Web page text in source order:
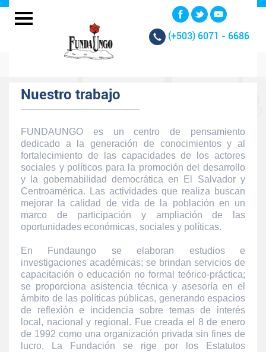
(+503) 6071 - 6686
Nuestro trabajo
FUNDAUNGO es un centro de pensamiento
dedicado a la generación de conocimientos y al
fortalecimiento de las capacidades de los actores
sociales y políticos para la promoción del desarrollo
y la gobernabilidad democrática en El Salvador y
Centroamérica. Las actividades que realiza buscan
mejorar la calidad de vida de la población en un
marco de participación y ampliación de las
oportunidades económicas, sociales y políticas.
En Fundaungo se elaboran estudios e
investigaciones académicas; se brindan servicios de
capacitación o educación no formal teórico-práctica;
se proporciona asistencia técnica y asesoría en el
ámbito de las políticas públicas, generando espacios
de reflexión e incidencia sobre temas de interés
local, nacional y regional. Fue creada el 8 de enero
de 1992 como una organización privada sin fines de
lucro. La Fundación se rige por los Estatutos